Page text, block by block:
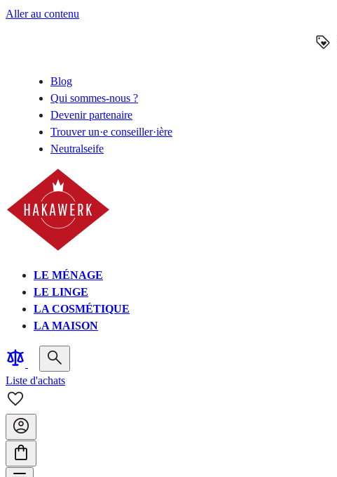
Aller au contenu
Blog
Qui sommes-nous ?
Devenir partenaire
Trouver un·e conseiller·ière
Neutralseife
LE MÉNAGE
LE LINGE
LA COSMÉTIQUE
LA MAISON
Liste d'achats